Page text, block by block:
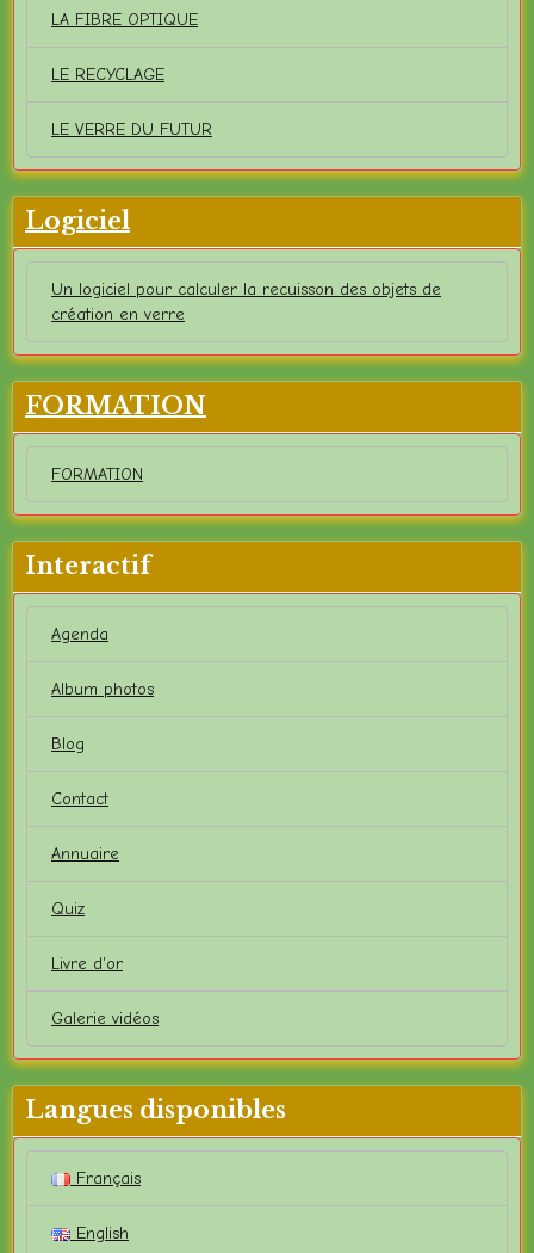
LA FIBRE OPTIQUE
LE RECYCLAGE
LE VERRE DU FUTUR
Logiciel
Un logiciel pour calculer la recuisson des objets de
création en verre
FORMATION
FORMATION
Interactif
Agenda
Album photos
Blog
Contact
Annuaire
Quiz
Livre d'or
Galerie vidéos
Langues disponibles
Français
English